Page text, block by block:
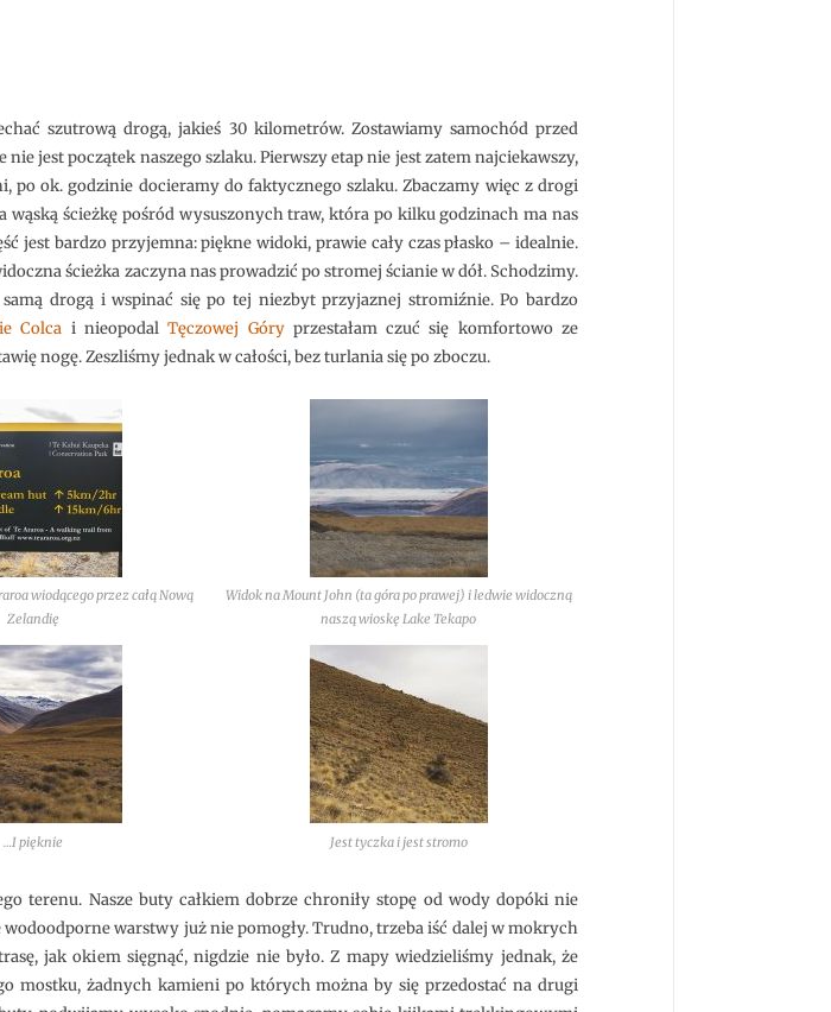
szutrową drogą, jakieś 30 kilometrów. Zostawiamy samochód przed
jest początek naszego szlaku. Pierwszy etap nie jest zatem najciekawszy,
ok. godzinie docieramy do faktycznego szlaku. Zbaczamy więc z drogi
ścieżkę pośród wysuszonych traw, która po kilku godzinach ma nas
jest bardzo przyjemna: piękne widoki, prawie cały czas płasko – idealnie.
ścieżka zaczyna nas prowadzić po stromej ścianie w dół. Schodzimy.
drogą i wspinać się po tej niezbyt przyjaznej stromiźnie. Po bardzo
Colca i nieopodalTęczowej Góryprzestałam czuć się komfortowo ze
nogę. Zeszliśmy jednak w całości, bez turlania się po zboczu.
wiodącego przez całą Nową
Zelandię
Widok na Mount John (ta góra po prawej) i ledwie widoczną
naszą wioskę Lake Tekapo
…I pięknie Jest tyczka i jest stromo
terenu. Nasze buty całkiem dobrze chroniły stopę od wody dopóki nie
wodoodporne warstwy już nie pomogły. Trudno, trzeba iść dalej w mokrych
jak okiem sięgnąć, nigdzie nie było. Z mapy wiedzieliśmy jednak, że
mostku, żadnych kamieni po których można by się przedostać na drugi